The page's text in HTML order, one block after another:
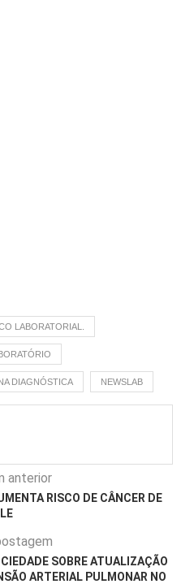
LABORATORIAL.
DIAGNÓSTICA NEWSLAB
anterior
RISCO DE CÂNCER DE
SOBRE ATUALIZAÇÃO
ARTERIAL PULMONAR NO